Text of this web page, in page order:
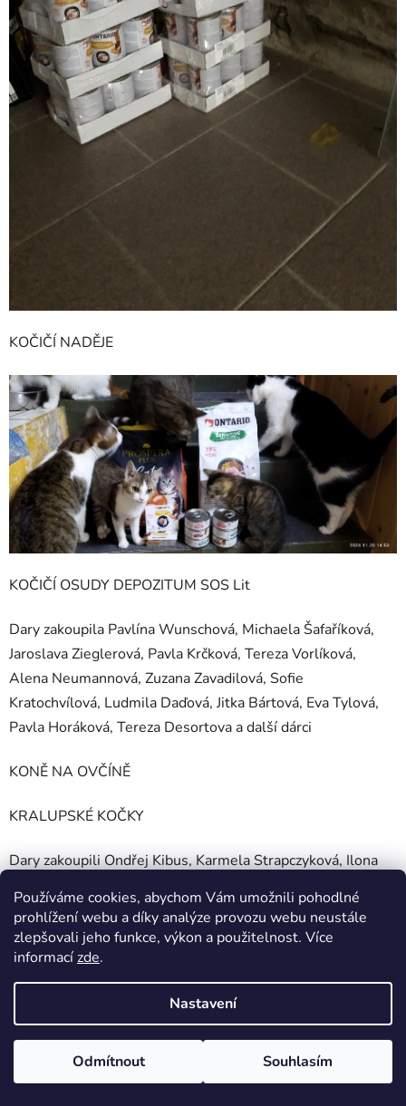
Používáme cookies, abychom Vám umožnili pohodlné
prohlížení webu a díky analýze provozu webu neustále
zlepšovali jeho funkce, výkon a použitelnost. Více
informacízde.
Nastavení
Odmítnout Souhlasím
KOČIČÍ NADĚJE
KOČIČÍ OSUDY DEPOZITUM SOS Lit
Dary zakoupila Pavlína Wunschová, Michaela Šafaříková,
Jaroslava Zieglerová, Pavla Krčková, Tereza Vorlíková,
Alena Neumannová, Zuzana Zavadilová, Sofie
Kratochvílová, Ludmila Daďová, Jitka Bártová, Eva Tylová,
Pavla Horáková, Tereza Desortova a další dárci
KONĚ NA OVČÍNĚ
KRALUPSKÉ KOČKY
Dary zakoupili Ondřej Kibus, Karmela Strapczyková, Ilona
LÁSKOU KE KOČKÁM